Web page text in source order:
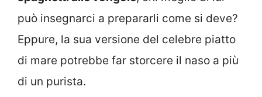
può insegnarci a prepararli come si deve?
Eppure, la sua versione del celebre piatto
di mare potrebbe far storcere il naso a più
di un purista.